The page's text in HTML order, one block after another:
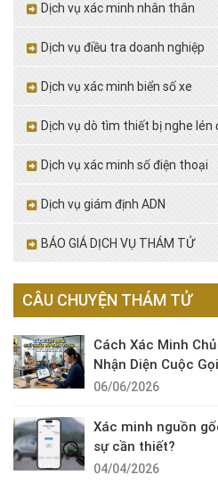
Dịch vụ xác minh nhân thân
Dịch vụ điều tra doanh nghiệp
Dịch vụ xác minh biển số xe
Dịch vụ dò tìm thiết bị nghe lén
Dịch vụ xác minh số điện thoại
Dịch vụ giám định ADN
BÁO GIÁ DỊCH VỤ THÁM TỬ
CÂU CHUYỆN THÁM TỬ
Cách Xác Minh
Nhận Diện Cuộc
06/06/2026
Xác minh nguồn
sự cần thiết?
04/04/2026